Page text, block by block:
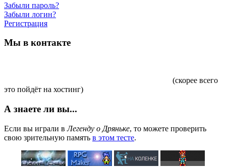
Забыли пароль?
Забыли логин?
Регистрация
Мы в контакте
(скорее всего
это пойдёт на хостинг)
А знаете ли вы...
Если вы играли вЛегенду о Дряньке, то можете проверить
свою зрительную память в этом тесте.